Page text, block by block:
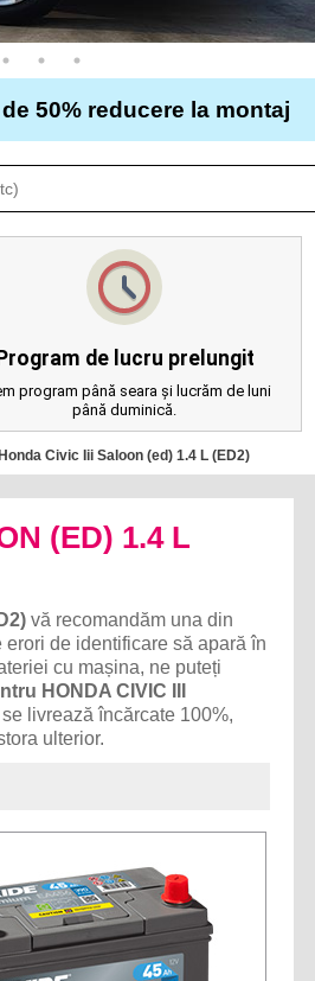
50% reducere la montaj
Program de lucru prelungit
program până seara și lucrăm de luni
până duminică.
Civic Iii Saloon (ed) 1.4 L (ED2)
(ED) 1.4 L
vă recomandăm una din
de identificare să apară în
cu mașina, ne puteți
HONDA CIVIC III
livrează încărcate 100%,
ulterior.